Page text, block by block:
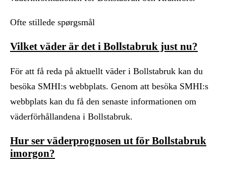
Ofte stillede spørgsmål
Vilket väder är det i Bollstabruk just nu?
För att få reda på aktuellt väder i Bollstabruk kan du
besöka SMHI:s webbplats. Genom att besöka SMHI:s
webbplats kan du få den senaste informationen om
väderförhållandena i Bollstabruk.
Hur ser väderprognosen ut för Bollstabruk
imorgon?